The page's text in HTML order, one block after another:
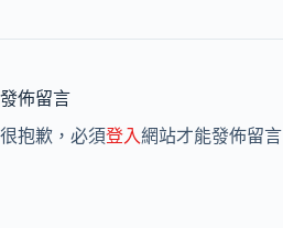
發佈留言
很抱歉，必須登入網站才能發佈留言